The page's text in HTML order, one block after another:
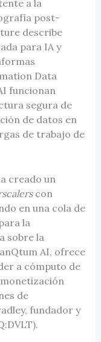
a la
post-
describe
para IA y
Data
funcionan
segura de
de datos en
de trabajo de
creado un
con
en una cola de
la
sobre la
AI, ofrece
a cómputo de
de
fundador y